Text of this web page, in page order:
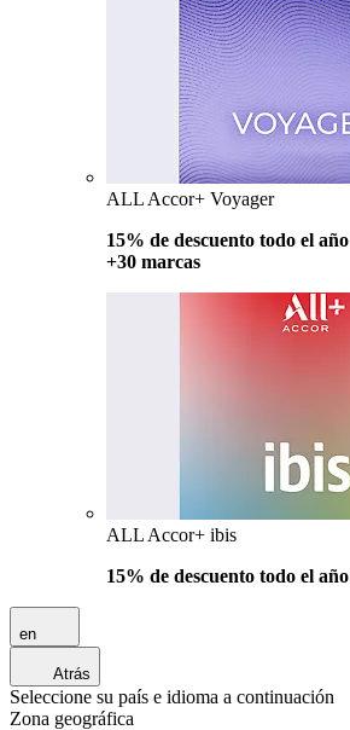
ALL Accor+ Voyager
15% de descuento todo el año
+30 marcas
ALL Accor+ ibis
15% de descuento todo el año
en
Atrás
Seleccione su país e idioma a continuación
Zona geográfica